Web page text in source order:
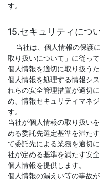
す。
15.セキュリティにつ
当社は、個人情報の保護
取り扱いについて」に従っ
個人情報を適切に取り扱う
個人情報を処理する情報シ
れらの安全管理措置が適切
め、情報セキュリティマネ
す。
当社が個人情報の取り扱い
める委託先選定基準を満た
て委託先による業務を適切
社が定める基準を満たす安
個人情報を提供します。
個人情報の漏えい等の事故